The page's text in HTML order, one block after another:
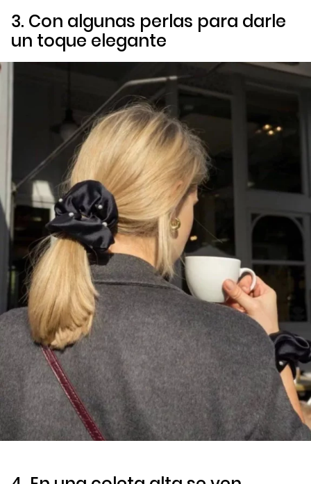
3. Con algunas perlas para darle
un toque elegante